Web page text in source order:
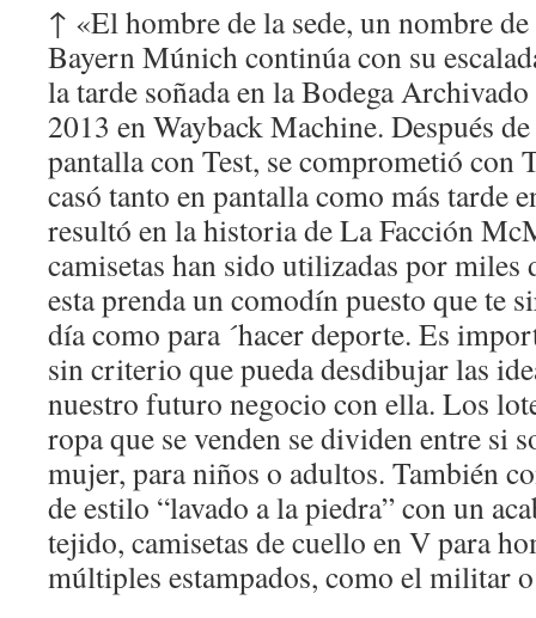
↑ «El hombre de la sede, un nombre
Bayern Múnich continúa con su
la tarde soñada en la Bodega
2013 en Wayback Machine. Después
pantalla con Test, se comprometió con
casó tanto en pantalla como más tarde
resultó en la historia de La Facción
camisetas han sido utilizadas por miles
esta prenda un comodín puesto que te
día como para ´hacer deporte. Es
sin criterio que pueda desdibujar las
nuestro futuro negocio con ella. Los
ropa que se venden se dividen entre si
mujer, para niños o adultos. También
de estilo “lavado a la piedra” con un
tejido, camisetas de cuello en V para
múltiples estampados, como el militar